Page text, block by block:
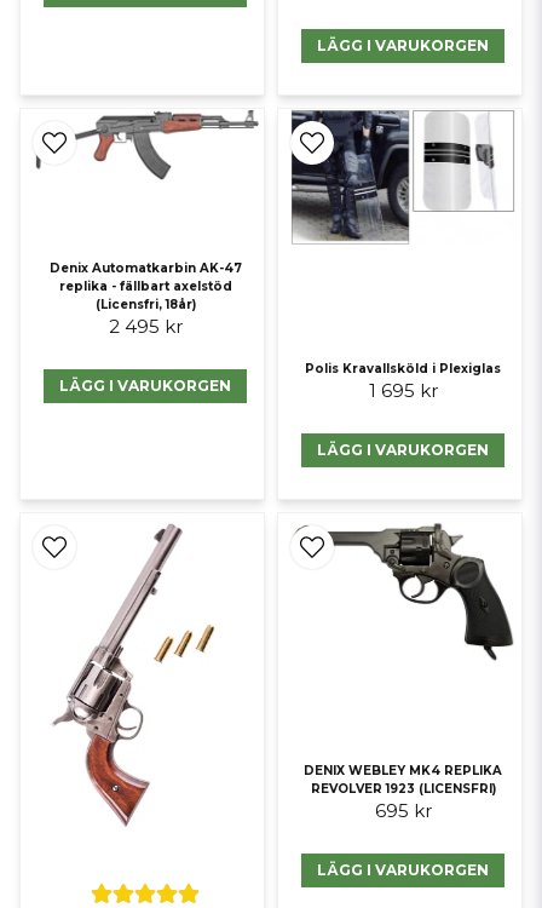
LÄGG I VARUKORGEN
Denix Automatkarbin AK-47
replika - fällbart axelstöd
(Licensfri, 18år)
2 495 kr
LÄGG I VARUKORGEN
Polis Kravallsköld i Plexiglas
1 695 kr
LÄGG I VARUKORGEN
DENIX WEBLEY MK4 REPLIKA
REVOLVER 1923 (LICENSFRI)
695 kr
LÄGG I VARUKORGEN